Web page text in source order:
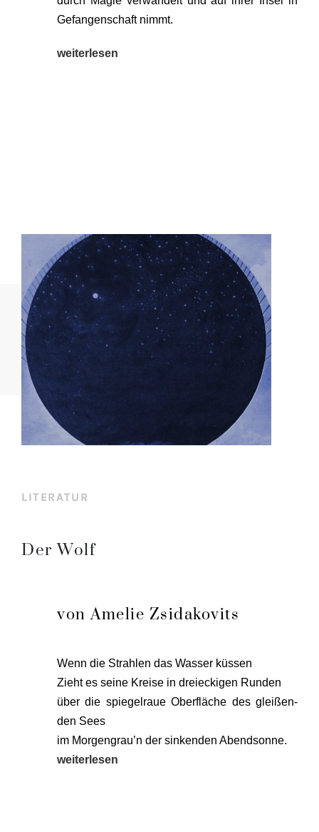
Gefan­gen­schaft nimmt.
wei­ter­le­sen
LITERATUR
Der Wolf
von Amelie Zsidakovits
Wenn die Strah­len das Was­ser küs­sen
Zieht es sei­ne Krei­se in drei­ecki­gen Run­den
über die spie­gel­raue Ober­flä­che des glei­ßen­
den Sees
im Morgengrau’n der sin­ken­den Abend­son­ne.
wei­ter­le­sen